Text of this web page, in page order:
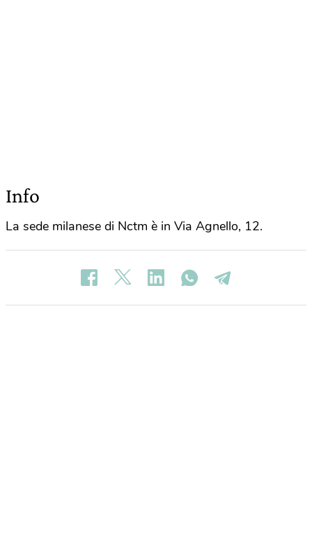
Info
La sede milanese di Nctm è in Via Agnello, 12.